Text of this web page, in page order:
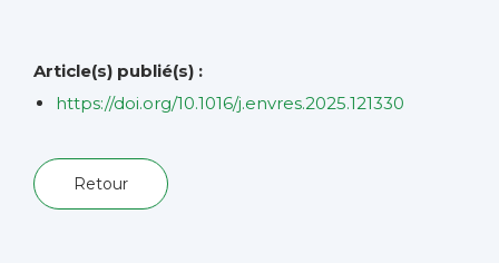
Article(s) publié(s) :
https://doi.org/10.1016/j.envres.2025.121330
Retour